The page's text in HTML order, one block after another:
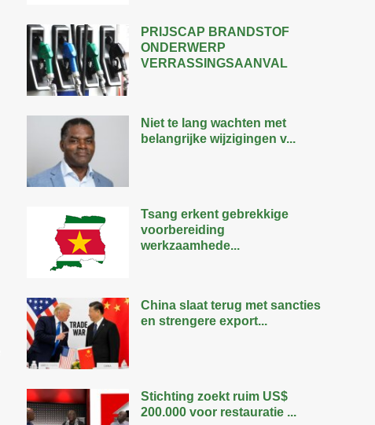
PRIJSCAP BRANDSTOF
ONDERWERP
VERRASSINGSAANVAL
Niet te lang wachten met
belangrijke wijzigingen v...
Tsang erkent gebrekkige
voorbereiding
werkzaamhede...
China slaat terug met sancties
en strengere export...
Stichting zoekt ruim US$
200.000 voor restauratie ...